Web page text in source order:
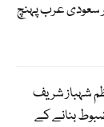
سعودی عرب پہنچ
شہباز شریف
بنانے کے